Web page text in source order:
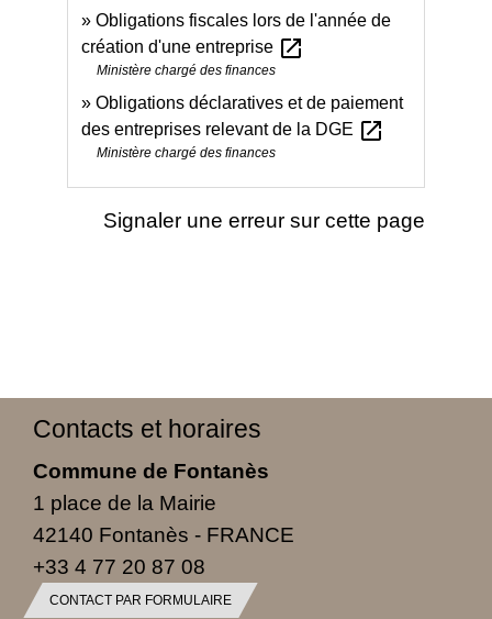
Obligations fiscales lors de l'année de
création d'une entreprise open_in_new
Ministère chargé des finances
Obligations déclaratives et de paiement
des entreprises relevant de la DGE open_in_new
Ministère chargé des finances
Signaler une erreur sur cette page
Contacts et horaires
Commune de Fontanès
1 place de la Mairie
42140 Fontanès - FRANCE
+33 4 77 20 87 08
CONTACT PAR FORMULAIRE